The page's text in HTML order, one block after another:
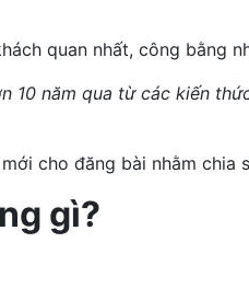
quan nhất, công bằng
năm qua từ các kiến
cho đăng bài nhằm
gì?